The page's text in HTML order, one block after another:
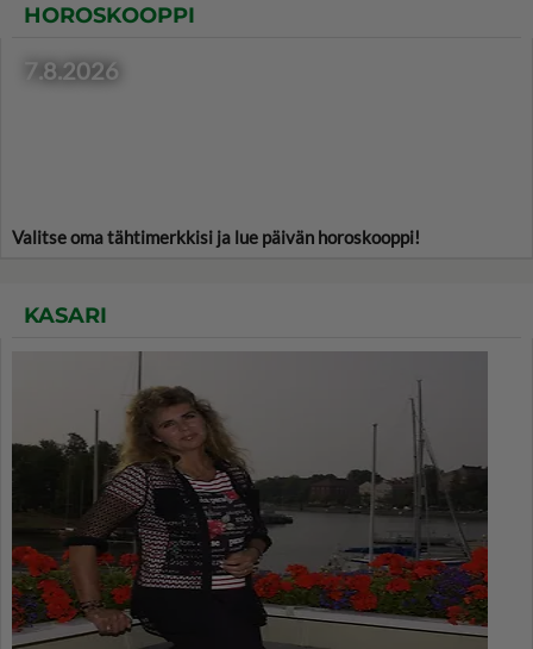
HOROSKOOPPI
7.8.2026
Valitse oma tähtimerkkisi ja lue päivän horoskooppi!
KASARI